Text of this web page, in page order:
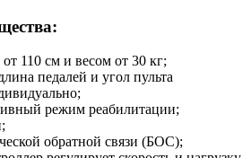
110 см и весом от 30 кг;
педалей и угол пульта
режим реабилитации;
обратной связи (БОС);